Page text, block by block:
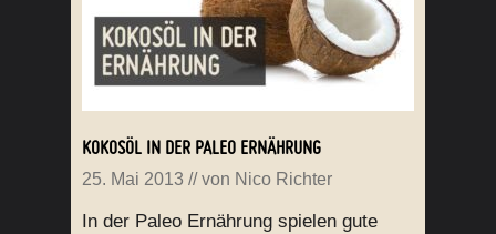
KOKOSÖL IN DER PALEO ERNÄHRUNG
25. Mai 2013 // von Nico Richter
In der Paleo Ernährung spielen gute